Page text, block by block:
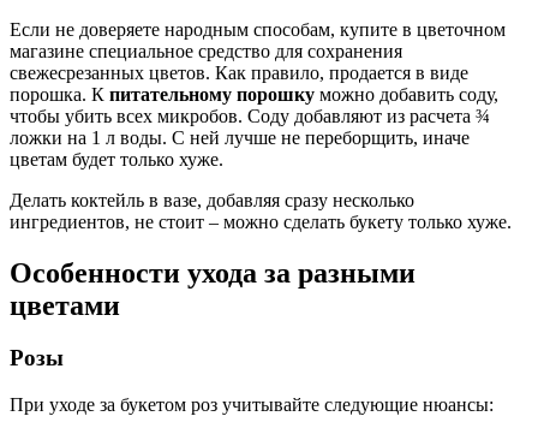
Если не доверяете народным способам, купите в цветочном
магазине специальное средство для сохранения
свежесрезанных цветов. Как правило, продается в виде
порошка. К питательному порошку можно добавить соду,
чтобы убить всех микробов. Соду добавляют из расчета ¾
ложки на 1 л воды. С ней лучше не переборщить, иначе
цветам будет только хуже.
Делать коктейль в вазе, добавляя сразу несколько
ингредиентов, не стоит – можно сделать букету только хуже.
Особенности ухода за разными
цветами
Розы
При уходе за букетом роз учитывайте следующие нюансы: